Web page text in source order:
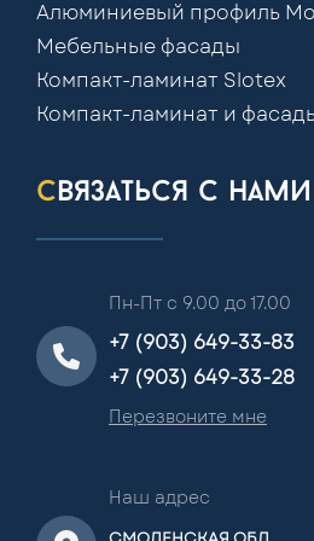
Алюминиевый профиль
Мебельные фасады
Компакт-ламинат Slotex
Компакт-ламинат и
связаться с нами
Пн-Пт с 9.00 до 17.00
+7 (903) 649-33-83
+7 (903) 649-33-28
Перезвоните мне
Наш адрес